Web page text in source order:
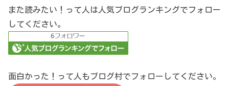
また読みたい！って人は人気ブログランキングでフォロー
してください。
面白かった！って人もブログ村でフォローしてください。